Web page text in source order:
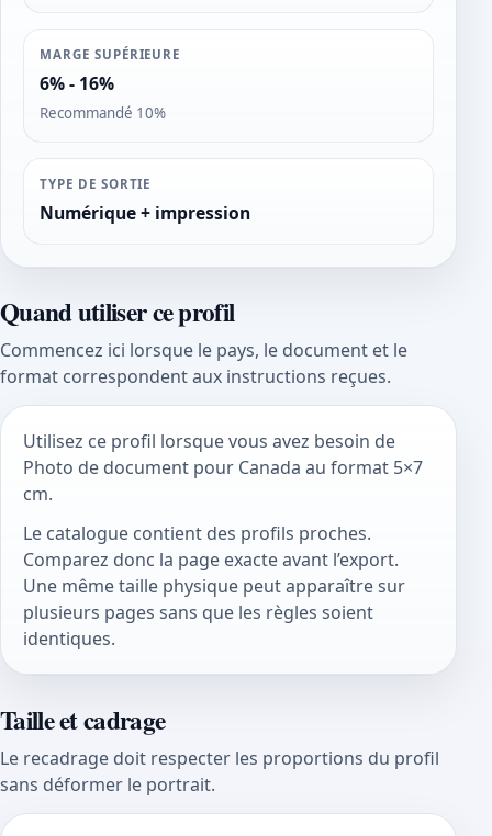
MARGE SUPÉRIEURE
6% - 16%
Recommandé 10%
TYPE DE SORTIE
Numérique + impression
Quand utiliser ce profil
Commencez ici lorsque le pays, le document et le
format correspondent aux instructions reçues.
Utilisez ce profil lorsque vous avez besoin de
Photo de document pour Canada au format 5×7
cm.
Le catalogue contient des profils proches.
Comparez donc la page exacte avant l’export.
Une même taille physique peut apparaître sur
plusieurs pages sans que les règles soient
identiques.
Taille et cadrage
Le recadrage doit respecter les proportions du profil
sans déformer le portrait.